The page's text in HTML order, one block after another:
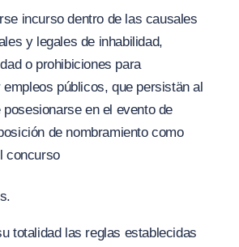
incurso dentro de las causales
y legales de inhabilidad,
o prohibiciones para
empleos públicos, que persistän al
posesionarse en el evento de
de nombramiento como
concurso
totalidad las reglas establecidas